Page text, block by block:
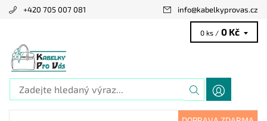
+420 705 007 081 info@kabelkyprovas.cz
0 ks / 0 Kč